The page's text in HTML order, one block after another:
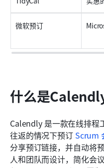
微软预订
什么是
Calendly 是一款在线排程
往返的情况下预订 Scrum
分享预订链接，并自动将
人和团队而设计，简化会